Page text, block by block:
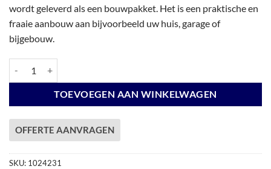
wordt geleverd als een bouwpakket. Het is een praktische en
fraaie aanbouw aan bijvoorbeeld uw huis, garage of
bijgebouw.
TOEVOEGEN AAN WINKELWAGEN
OFFERTE AANVRAGEN
SKU: 1024231